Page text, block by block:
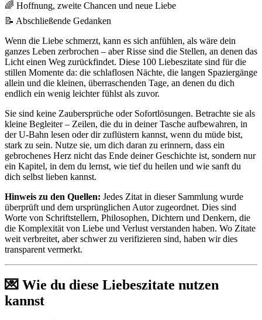
🌈 Hoffnung, zweite Chancen und neue Liebe
📝 Abschließende Gedanken
Wenn die Liebe schmerzt, kann es sich anfühlen, als wäre dein
ganzes Leben zerbrochen – aber Risse sind die Stellen, an denen das
Licht einen Weg zurückfindet. Diese 100 Liebeszitate sind für die
stillen Momente da: die schlaflosen Nächte, die langen Spaziergänge
allein und die kleinen, überraschenden Tage, an denen du dich
endlich ein wenig leichter fühlst als zuvor.
Sie sind keine Zaubersprüche oder Sofortlösungen. Betrachte sie als
kleine Begleiter – Zeilen, die du in deiner Tasche aufbewahren, in
der U-Bahn lesen oder dir zuflüstern kannst, wenn du müde bist,
stark zu sein. Nutze sie, um dich daran zu erinnern, dass ein
gebrochenes Herz nicht das Ende deiner Geschichte ist, sondern nur
ein Kapitel, in dem du lernst, wie tief du heilen und wie sanft du
dich selbst lieben kannst.
Hinweis zu den Quellen: Jedes Zitat in dieser Sammlung wurde
überprüft und dem ursprünglichen Autor zugeordnet. Dies sind
Worte von Schriftstellern, Philosophen, Dichtern und Denkern, die
die Komplexität von Liebe und Verlust verstanden haben. Wo Zitate
weit verbreitet, aber schwer zu verifizieren sind, haben wir dies
transparent vermerkt.
💌 Wie du diese Liebeszitate nutzen
kannst